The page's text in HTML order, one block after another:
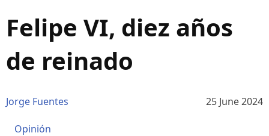
Felipe VI, diez años
de reinado
Jorge Fuentes 25 June 2024
Opinión